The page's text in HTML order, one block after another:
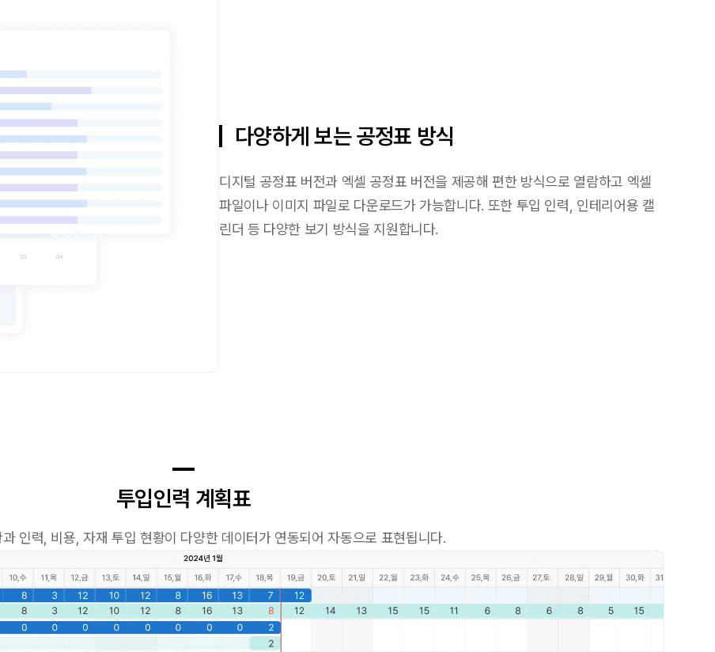
다양하게 보는 공정표 방식
디지털 공정표 버전과 엑셀 공정표 버전을 제공해 편한 방식으로 열람하고 엑셀
파일이나 이미지 파일로 다운로드가 가능합니다. 또한 투입 인력, 인테리어용 캘
린더 등 다양한 보기 방식을 지원합니다.
투입인력 계획표
인력, 비용, 자재 투입 현황이 다양한 데이터가 연동되어 자동으로 표현됩니다.